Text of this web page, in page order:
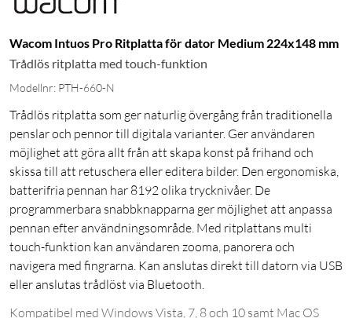
Wacom Intuos Pro Ritplatta för dator Medium 224x148 mm
Trådlös ritplatta med touch-funktion
Modellnr: PTH-660-N
Trådlös ritplatta som ger naturlig övergång från traditionella
penslar och pennor till digitala varianter. Ger användaren
möjlighet att göra allt från att skapa konst på frihand och
skissa till att retuschera eller editera bilder. Den ergonomiska,
batterifria pennan har 8192 olika trycknivåer. De
programmerbara snabbknapparna ger möjlighet att anpassa
pennan efter användningsområde. Med ritplattans multi
touch-funktion kan användaren zooma, panorera och
navigera med fingrarna. Kan anslutas direkt till datorn via USB
eller anslutas trådlöst via Bluetooth.
Kompatibel med Windows Vista, 7, 8 och 10 samt Mac OS